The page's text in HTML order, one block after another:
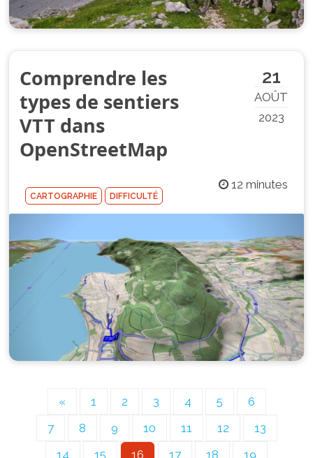
21
AOÛT
2023
Comprendre les
types de sentiers
VTT dans
OpenStreetMap
12 minutes
CARTOGRAPHIE DIFFICULTÉ
« 1 2 3 4 5
6
7
8 9 10 11 12
13
14
15 16 17 18
19